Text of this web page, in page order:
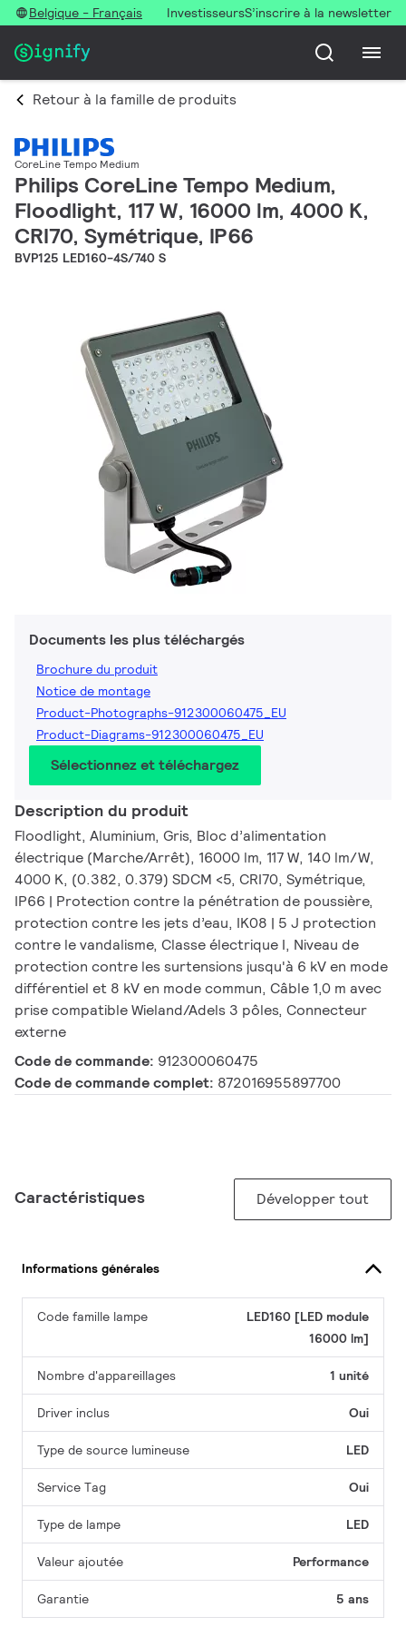
Belgique - Français InvestisseursS’inscrire à la newsletter
Retour à la famille de produits
CoreLine Tempo Medium
Philips CoreLine Tempo Medium,
Floodlight, 117 W, 16000 lm, 4000 K,
CRI70, Symétrique, IP66
BVP125 LED160-4S/740 S
Documents les plus téléchargés
Brochure du produit
Notice de montage
Product-Photographs-912300060475_EU
Product-Diagrams-912300060475_EU
Sélectionnez et téléchargez
Description du produit
Floodlight, Aluminium, Gris, Bloc d’alimentation
électrique (Marche/Arrêt), 16000 lm, 117 W, 140 lm/W,
4000 K, (0.382, 0.379) SDCM <5, CRI70, Symétrique,
IP66 | Protection contre la pénétration de poussière,
protection contre les jets d’eau, IK08 | 5 J protection
contre le vandalisme, Classe électrique I, Niveau de
protection contre les surtensions jusqu'à 6 kV en mode
différentiel et 8 kV en mode commun, Câble 1,0 m avec
prise compatible Wieland/Adels 3 pôles, Connecteur
externe
Code de commande: 912300060475
Code de commande complet: 872016955897700
Caractéristiques Développer tout
Informations générales
Code famille lampe
LED160 [LED module
16000 lm]
Nombre d'appareillages 1 unité
Driver inclus Oui
Type de source lumineuse LED
Service Tag Oui
Type de lampe LED
Valeur ajoutée Performance
Garantie 5 ans